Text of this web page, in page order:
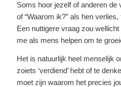
Soms hoor jezelf of anderen de
of “Waarom ik?” als hen
Een nuttigere vraag zou wellicht
me als mens helpen om te
Het is natuurlijk heel menselijk
zoiets ‘verdiend’ hebt of te
moet zijn waarom het precies